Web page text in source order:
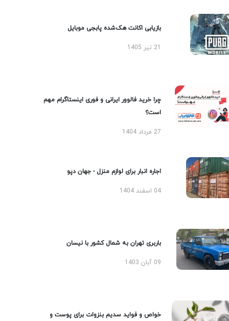
بازیابی اکانت هک‌شده پابجی موبایل
چرا خرید فالوور ایرانی و فوری اینستاگرام مهم
است؟
27 مرداد 1404
اجاره انبار برای لوازم منزل - جهان دپو
04 اسفند 1404
باربری تهران به شمال کشور با نیسان
09 آبان 1403
خواص و فواید سدیم بنزوات برای پوست و